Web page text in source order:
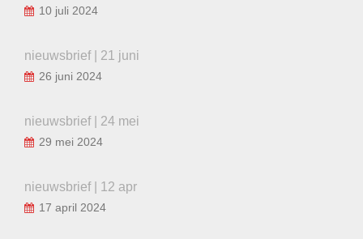
10 juli 2024
nieuwsbrief | 21 juni
26 juni 2024
nieuwsbrief | 24 mei
29 mei 2024
nieuwsbrief | 12 apr
17 april 2024